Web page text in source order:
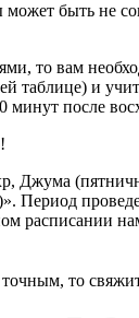
может быть не
то вам
и
минут после
Джума
то